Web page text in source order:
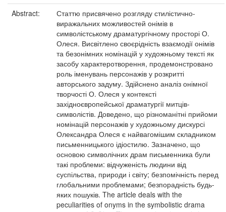
Abstract:
Статтю присвячено розгляду стилістично-
виражальних можливостей онімів в
символістському драматургічному просторі О.
Олеся. Висвітлено своєрідність взаємодії онімів
та безонімних номінацій у художньому тексті як
засобу характеротворення, продемонстровано
роль іменувань персонажів у розкритті
авторського задуму. Здійснено аналіз онімної
творчості О. Олеся у контексті
західноєвропейської драматургії митців-
символістів. Доведено, що різноманітні прийоми
номінацій персонажів у художньому дискурсі
Олександра Олеся є найвагомішим складником
письменницького ідіостилю. Зазначено, що
основою символічних драм письменника були
такі проблеми: відчуженість людини від
суспільства, природи і світу; безпомічність перед
глобальними проблемами; безпорадність будь-
яких пошуків. The article deals with the
peculiarities of onyms in the symbolistic drama